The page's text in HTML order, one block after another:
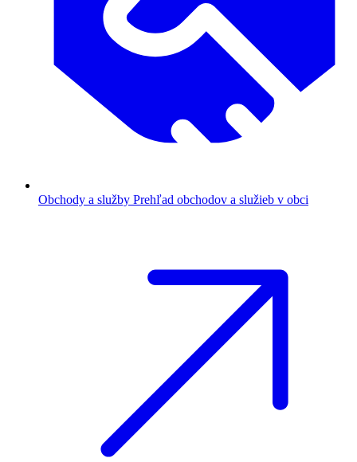
Obchody a služby Prehľad obchodov a služieb v obci